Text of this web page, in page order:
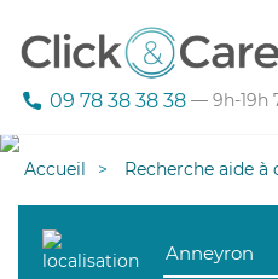
09 78 38 38 38 — 9h-19h
Accueil Recherche aide à